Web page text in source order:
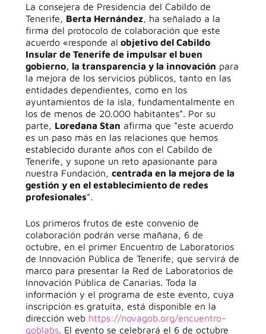
La consejera de Presidencia del Cabildo de
Tenerife, Berta Hernández, ha señalado a la
firma del protocolo de colaboración que este
acuerdo «responde al objetivo del Cabildo
Insular de Tenerife de impulsar el buen
gobierno, la transparencia y la innovación para
la mejora de los servicios públicos, tanto en las
entidades dependientes, como en los
ayuntamientos de la isla, fundamentalmente en
los de menos de 20.000 habitantes”. Por su
parte, Loredana Stan afirma que “este acuerdo
es un paso más en las relaciones que hemos
establecido durante años con el Cabildo de
Tenerife, y supone un reto apasionante para
nuestra Fundación, centrada en la mejora de la
gestión y en el establecimiento de redes
profesionales”.
Los primeros frutos de este convenio de
colaboración podrán verse mañana, 6 de
octubre, en el primer Encuentro de Laboratorios
de Innovación Pública de Tenerife, que servirá de
marco para presentar la Red de Laboratorios de
Innovación Pública de Canarias. Toda la
información y el programa de este evento, cuya
inscripción es gratuita, está disponible en la
dirección web https://novagob.org/encuentro-
goblabs. El evento se celebrará el 6 de octubre